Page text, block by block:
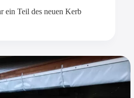
ein Teil des neuen Kerb